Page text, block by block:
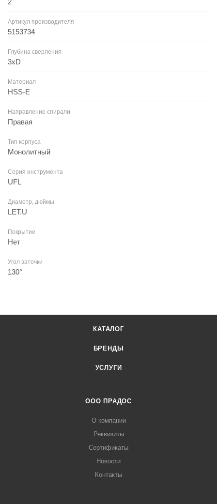
2
Артикул производителя
5153734
Глубина сверления
3xD
Материал
HSS-E
Направление спирали
Правая
Тип корпуса
Монолитный
Серия инструмента
UFL
Диаметр, дюймы
LET.U
Покрытие
Нет
Угол заточки
130°
КАТАЛОГ
БРЕНДЫ
УСЛУГИ
ООО ПРАДОС
О компании
Реквизиты
Сертификаты
Новости
Контакты